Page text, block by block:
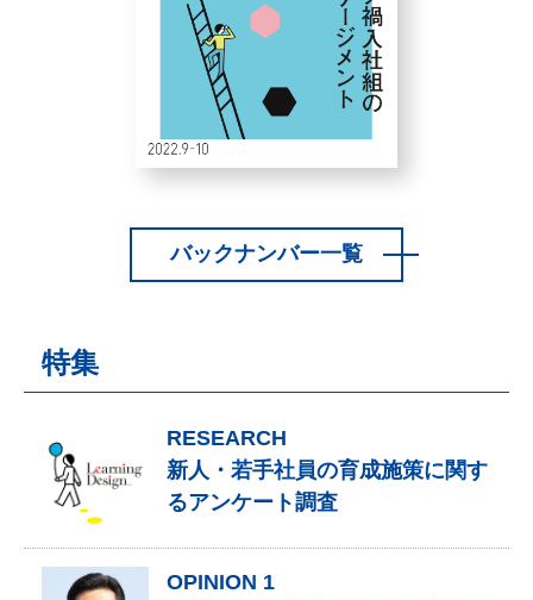
バックナンバー一覧
特集
RESEARCH
新人・若手社員の育成施策に関す
るアンケート調査
OPINION 1